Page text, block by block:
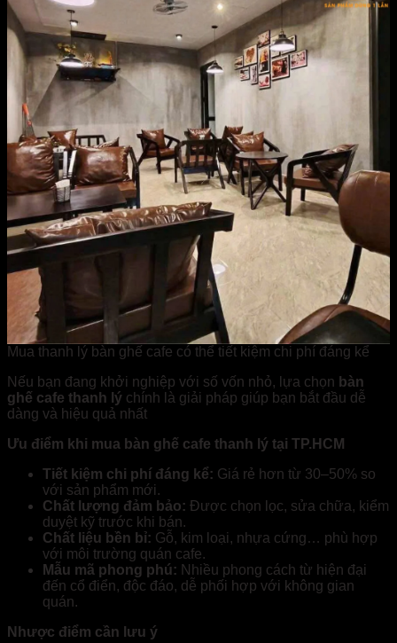
Mua thanh lý bàn ghế cafe có thể tiết kiệm chi phí đáng kể
Nếu bạn đang khởi nghiệp với số vốn nhỏ, lựa chọn bàn
ghế cafe thanh lý chính là giải pháp giúp bạn bắt đầu dễ
dàng và hiệu quả nhất
Ưu điểm khi mua bàn ghế cafe thanh lý tại TP.HCM
Tiết kiệm chi phí đáng kể: Giá rẻ hơn từ 30–50% so
với sản phẩm mới.
Chất lượng đảm bảo: Được chọn lọc, sửa chữa, kiểm
duyệt kỹ trước khi bán.
Chất liệu bền bỉ: Gỗ, kim loại, nhựa cứng… phù hợp
với môi trường quán cafe.
Mẫu mã phong phú: Nhiều phong cách từ hiện đại
đến cổ điển, độc đáo, dễ phối hợp với không gian
quán.
Nhược điểm cần lưu ý